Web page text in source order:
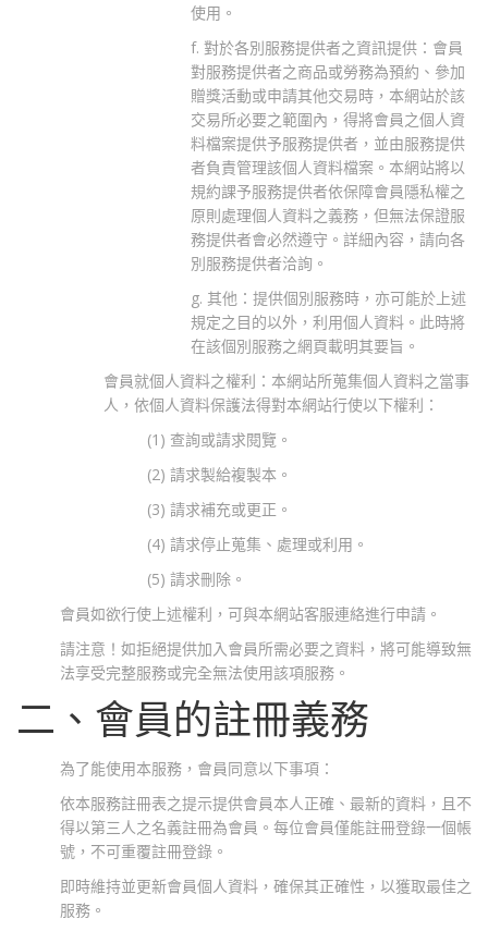
使用。
f. 對於各別服務提供者之資訊提供：會員
對服務提供者之商品或勞務為預約、參加
贈獎活動或申請其他交易時，本網站於該
交易所必要之範圍內，得將會員之個人資
料檔案提供予服務提供者，並由服務提供
者負責管理該個人資料檔案。本網站將以
規約課予服務提供者依保障會員隱私權之
原則處理個人資料之義務，但無法保證服
務提供者會必然遵守。詳細內容，請向各
別服務提供者洽詢。
g. 其他：提供個別服務時，亦可能於上述
規定之目的以外，利用個人資料。此時將
在該個別服務之網頁載明其要旨。
會員就個人資料之權利：本網站所蒐集個人資料之當事
人，依個人資料保護法得對本網站行使以下權利：
(1) 查詢或請求閱覽。
(2) 請求製給複製本。
(3) 請求補充或更正。
(4) 請求停止蒐集、處理或利用。
(5) 請求刪除。
會員如欲行使上述權利，可與本網站客服連絡進行申請。
請注意！如拒絕提供加入會員所需必要之資料，將可能導致無
法享受完整服務或完全無法使用該項服務。
二、會員的註冊義務
為了能使用本服務，會員同意以下事項：
依本服務註冊表之提示提供會員本人正確、最新的資料，且不
得以第三人之名義註冊為會員。每位會員僅能註冊登錄一個帳
號，不可重覆註冊登錄。
即時維持並更新會員個人資料，確保其正確性，以獲取最佳之
服務。